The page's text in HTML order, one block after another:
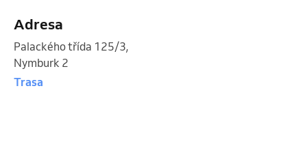
Adresa
Palackého třída 125/3,
Nymburk 2
Trasa